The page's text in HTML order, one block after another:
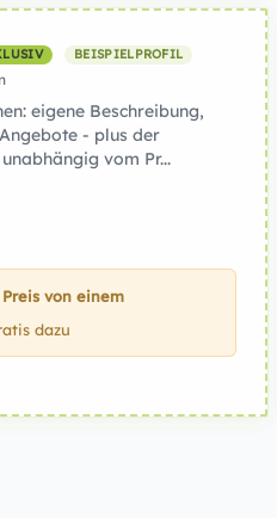
BEISPIELPROFIL
eigene Beschreibung,
- plus der
vom Pr...
von einem
dazu